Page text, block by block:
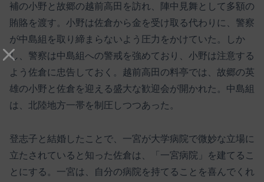
補の小野と故郷の越前高田を訪れ、陣中見舞として多額の
賄賂を渡す。小野は佐倉から金を受け取る代わりに、警察
が中島組を取り締まらないよう圧力をかけていた。しか
し、警察は中島組への警戒を強めており、小野は注意する
よう佐倉に忠告しておく。越前高田の料亭では、故郷の英
雄の小野と佐倉を迎える盛大な歓迎会が開かれた。中島組
は、北陸地方一帯を制圧しつつあった。
登志子と結婚したことで、一宮が大学病院で微妙な立場に
立たされていると知った佐倉は、「一宮病院」を建てるこ
とにする。一宮は、自分の病院を持てることを喜んでくれ